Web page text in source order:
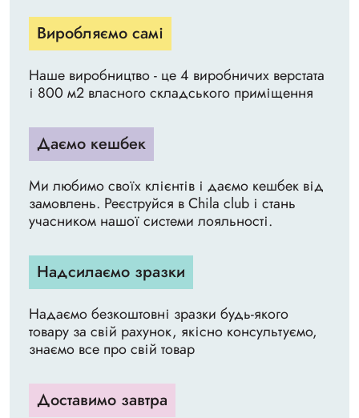
Виробляємо самі
Наше виробництво - це 4 виробничих верстата
і 800 м2 власного складського приміщення
Даємо кешбек
Ми любимо своїх клієнтів і даємо кешбек від
замовлень. Реєструйся в Chila club і стань
учасником нашої системи лояльності.
Надсилаємо зразки
Надаємо безкоштовні зразки будь-якого
товару за свій рахунок, якісно консультуємо,
знаємо все про свій товар
Доставимо завтра